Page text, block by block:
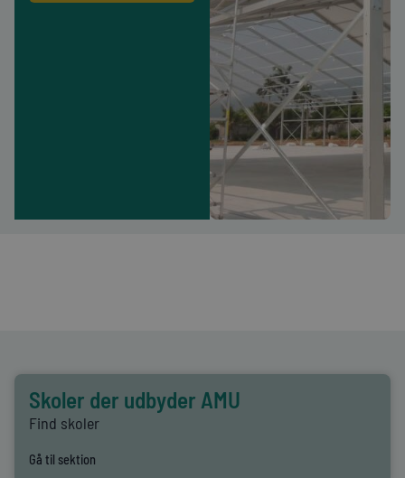
Skoler der udbyder AMU
Find skoler
Gå til sektion